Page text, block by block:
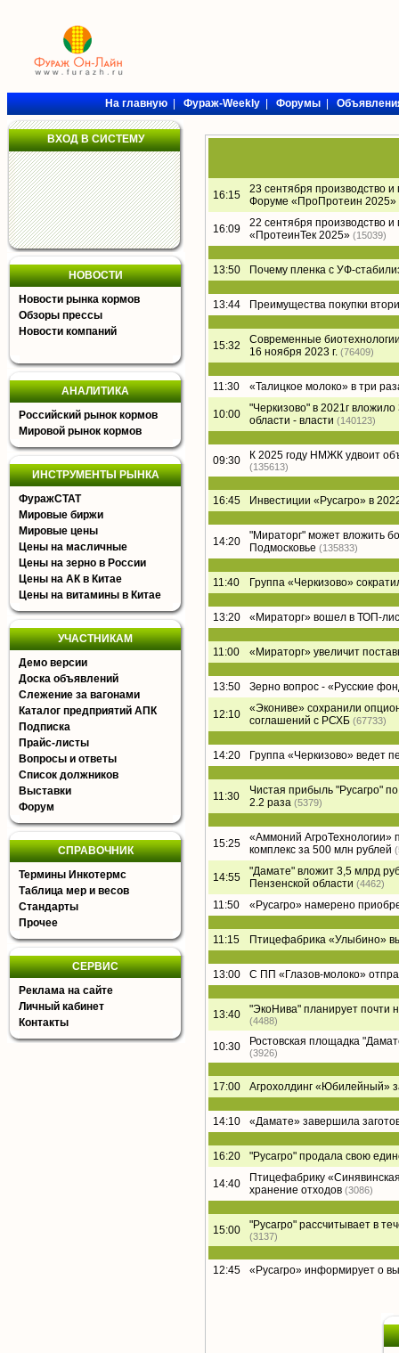
На главную|Фураж-Weekly|Форумы|
ВХОД В СИСТЕМУ
НОВОСТИ
Новости рынка кормов
Обзоры прессы
Новости компаний
АНАЛИТИКА
Российский рынок кормов
Мировой рынок кормов
ИНСТРУМЕНТЫ РЫНКА
ФуражСТАТ
Мировые биржи
Мировые цены
Цены на масличные
Цены на зерно в России
Цены на АК в Китае
Цены на витамины в Китае
УЧАСТНИКАМ
Демо версии
Доска объявлений
Слежение за вагонами
Каталог предприятий АПК
Подписка
Прайс-листы
Вопросы и ответы
Список должников
Выставки
Форум
СПРАВОЧНИК
Термины Инкотермс
Таблица мер и весов
Стандарты
Прочее
СЕРВИС
Реклама на сайте
Личный кабинет
Контакты
16:15
23 сентября производство
Форуме «ПроПротеин 2025»
16:09
22 сентября производство
«ПротеинТек 2025» (15039)
13:50 Почему пленка с УФ-
13:44 Преимущества покупки
15:32
Современные
16 ноября 2023 г. (76409)
11:30 «Талицкое молоко» в три
10:00
"Черкизово" в 2021г
области - власти (140123)
09:30 К 2025 году НМЖК удвоит
(135613)
16:45 Инвестиции «Русагро» в
14:20
"Мираторг" может вложить
Подмосковье (135833)
11:40 Группа «Черкизово»
13:20 «Мираторг» вошел в ТОП-
11:00 «Мираторг» увеличит
13:50 Зерно вопрос - «Русские
12:10
«Экониве» сохранили
соглашений с РСХБ (67733)
14:20 Группа «Черкизово» ведет
11:30
Чистая прибыль "Русагро"
2.2 раза (5379)
15:25
«Аммоний АгроТехнологии»
комплекс за 500 млн рублей
14:55
"Дамате" вложит 3,5 млрд
Пензенской области (4462)
11:50 «Русагро» намерено
11:15 Птицефабрика «Улыбино»
13:00 С ПП «Глазов-молоко»
13:40 "ЭкоНива" планирует почти
(4488)
10:30 Ростовская площадка
(3926)
17:00 Агрохолдинг «Юбилейный»
14:10 «Дамате» завершила
16:20 "Русагро" продала свою
14:40
Птицефабрику
хранение отходов (3086)
15:00 "Русагро" рассчитывает в
(3137)
12:45 «Русагро» информирует о